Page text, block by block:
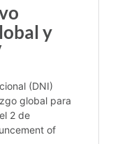
y
(DNI)
global para
2 de
of